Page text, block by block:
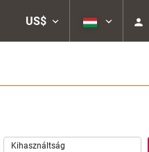
US$
Kihasználtság
Kihasználtság